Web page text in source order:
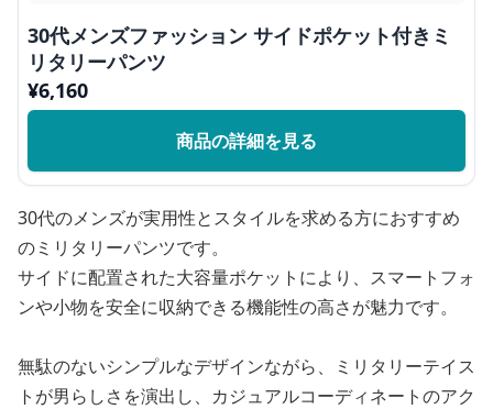
30代メンズファッション サイドポケット付きミ
リタリーパンツ
¥6,160
商品の詳細を見る
30代のメンズが実用性とスタイルを求める方におすすめ
のミリタリーパンツです。
サイドに配置された大容量ポケットにより、スマートフォ
ンや小物を安全に収納できる機能性の高さが魅力です。
無駄のないシンプルなデザインながら、ミリタリーテイス
トが男らしさを演出し、カジュアルコーディネートのアク